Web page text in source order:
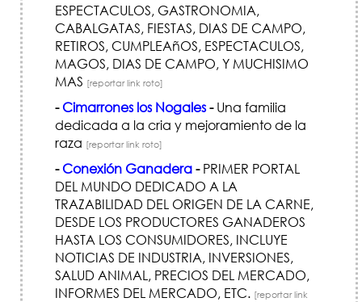
ESPECTACULOS, GASTRONOMIA,
CABALGATAS, FIESTAS, DIAS DE CAMPO,
RETIROS, CUMPLEAñOS, ESPECTACULOS,
MAGOS, DIAS DE CAMPO, Y MUCHISIMO
MAS [reportar link roto]
-Cimarrones los Nogales-Una familia
dedicada a la cria y mejoramiento de la
raza [reportar link roto]
-Conexión Ganadera-PRIMER PORTAL
DEL MUNDO DEDICADO A LA
TRAZABILIDAD DEL ORIGEN DE LA CARNE,
DESDE LOS PRODUCTORES GANADEROS
HASTA LOS CONSUMIDORES, INCLUYE
NOTICIAS DE INDUSTRIA, INVERSIONES,
SALUD ANIMAL, PRECIOS DEL MERCADO,
INFORMES DEL MERCADO, ETC. [reportar link